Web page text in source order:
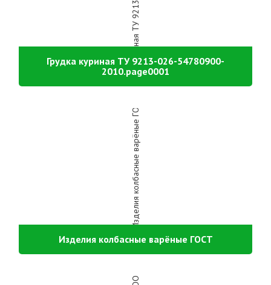
Грудка куриная ТУ 9213-026-54780900-
2010.page0001
Изделия колбасные варёные ГОСТ